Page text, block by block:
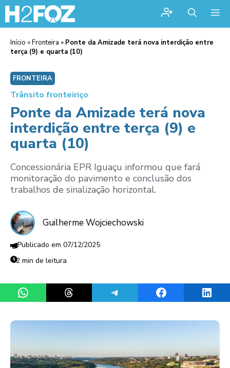
Início »Fronteira » Ponte da Amizade terá nova interdição entre
terça (9) e quarta (10)
FRONTEIRA
Trânsito fronteiriço
Ponte da Amizade terá nova
interdição entre terça (9) e
quarta (10)
Concessionária EPR Iguaçu informou que fará
monitoração do pavimento e conclusão dos
trabalhos de sinalização horizontal.
Guilherme Wojciechowski
07/12/2025
2 min de leitura
Share on WhatsAppShare on ThreadsShare on TelegramShare on Facebook